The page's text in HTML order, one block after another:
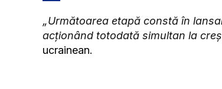
„Următoarea etapă constă în
acţionând totodată simultan la
ucrainean.